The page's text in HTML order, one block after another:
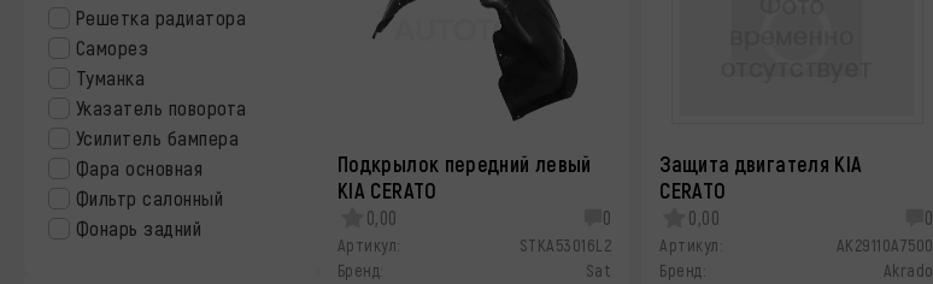
Решетка радиатора
Саморез
Туманка
Указатель поворота
Усилитель бампера
Фара основная
Фильтр салонный
Фонарь задний
Подкрылок передний левый
KIA CERATO
0,00 0
Артикул:
STKA53016L2
Бренд:
Sat
Защита двигателя KIA
CERATO
0,00 0
Артикул:
AK29110A7500
Бренд:
Akrado